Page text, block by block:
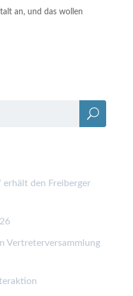
an, und das wollen
erhält den Freiberger
Vertreterversammlung